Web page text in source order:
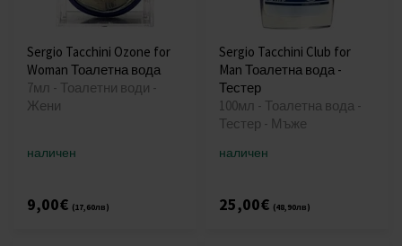
Sergio Tacchini Ozone for
Woman Тоалетна вода
7мл - Тоалетни води -
Жени
наличен
9,00€ (17,60лв)
Sergio Tacchini Club for
Man Тоалетна вода -
Тестер
100мл - Тоалетна вода -
Тестер - Мъже
наличен
25,00€ (48,90лв)